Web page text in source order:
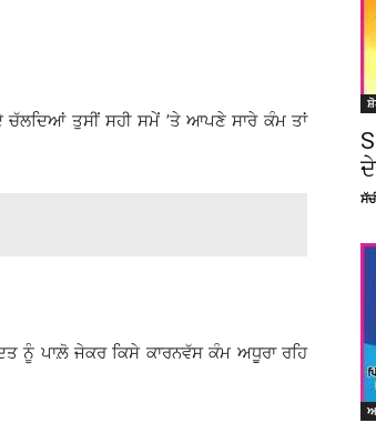
ਤੁਸੀਂ ਸਹੀ ਸਮੇਂ ’ਤੇ ਆਪਣੇ ਸਾਰੇ ਕੰਮ ਤਾਂ
ਨੂੰ ਪਾਲ਼ੋ ਜੇਕਰ ਕਿਸੇ ਕਾਰਨਵੱਸ ਕੰਮ ਅਧੂਰਾ ਰਹਿ